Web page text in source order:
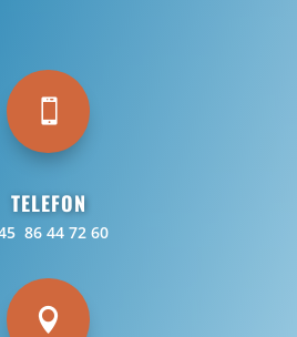
TELEFON
86 44 72 60
